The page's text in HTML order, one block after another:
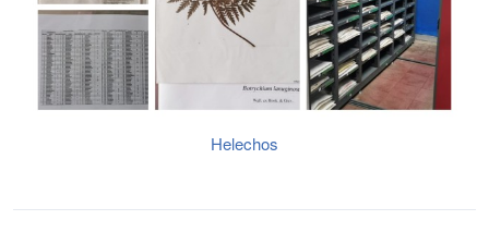
Helechos